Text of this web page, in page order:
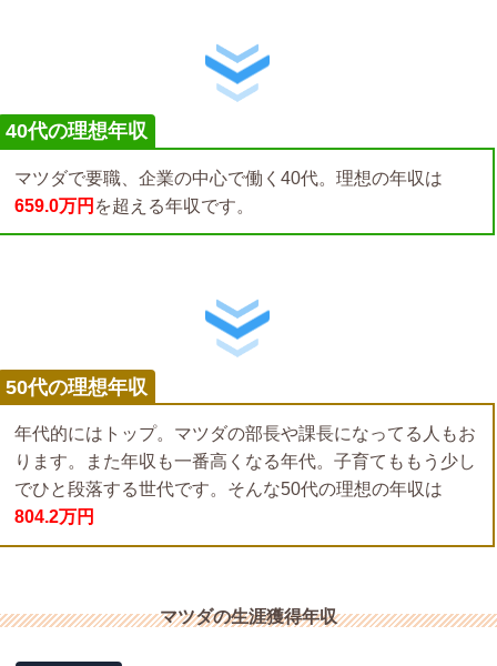
40代の理想年収
マツダで要職、企業の中心で働く40代。理想の年収は
659.0万円 を超える年収です。
50代の理想年収
年代的にはトップ。マツダの部長や課長になってる人もお
ります。また年収も一番高くなる年代。子育てももう少し
でひと段落する世代です。そんな50代の理想の年収は
804.2万円
マツダの生涯獲得年収